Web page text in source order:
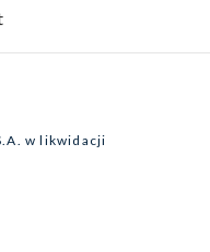
w likwidacji